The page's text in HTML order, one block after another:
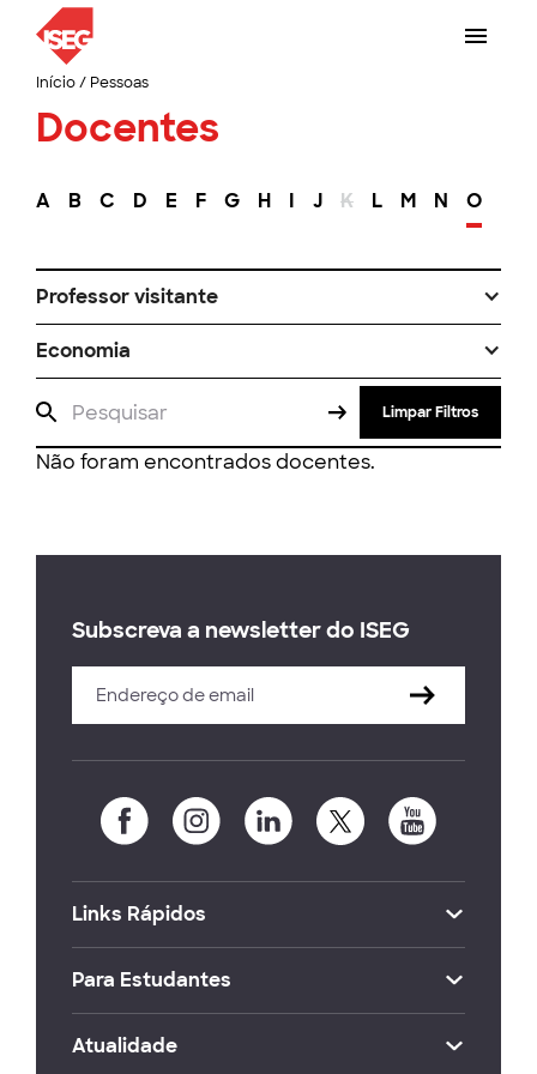
Início/ Pessoas
Docentes
A B C D E F G H I J K L M N O
Professor visitante
Economia
Limpar Filtros
Não foram encontrados docentes.
Subscreva a newsletter do ISEG
Links Rápidos
Para Estudantes
Atualidade